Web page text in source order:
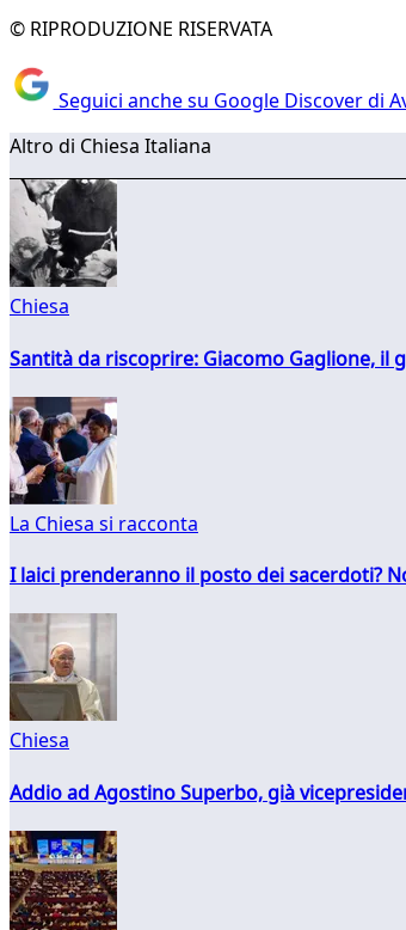
© RIPRODUZIONE RISERVATA
Seguici anche su Google Discover di
Altro di Chiesa Italiana
Chiesa
Santità da riscoprire: Giacomo Gaglione, il
La Chiesa si racconta
I laici prenderanno il posto dei sacerdoti?
Chiesa
Addio ad Agostino Superbo, già